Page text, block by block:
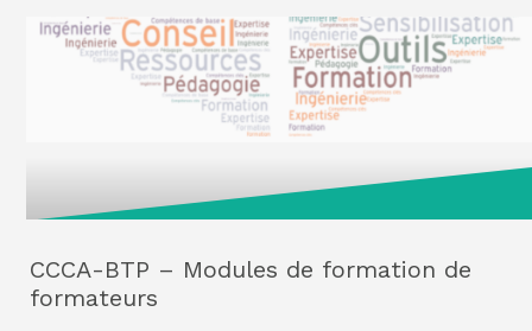
CCCA-BTP – Modules de formation de
formateurs